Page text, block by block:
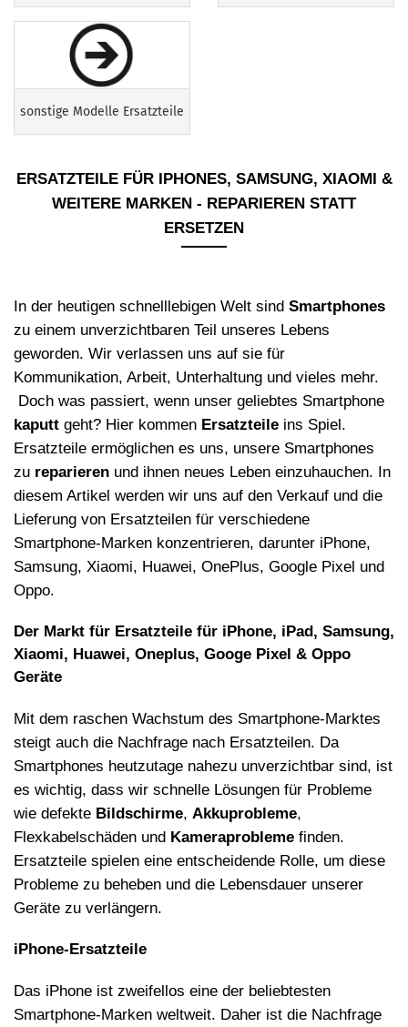
sonstige Modelle Ersatzteile
ERSATZTEILE FÜR IPHONES, SAMSUNG, XIAOMI &
WEITERE MARKEN - REPARIEREN STATT
ERSETZEN
In der heutigen schnelllebigen Welt sind Smartphones
zu einem unverzichtbaren Teil unseres Lebens
geworden. Wir verlassen uns auf sie für
Kommunikation, Arbeit, Unterhaltung und vieles mehr.
Doch was passiert, wenn unser geliebtes Smartphone
kaputt geht? Hier kommen Ersatzteile ins Spiel.
Ersatzteile ermöglichen es uns, unsere Smartphones
zu reparieren und ihnen neues Leben einzuhauchen. In
diesem Artikel werden wir uns auf den Verkauf und die
Lieferung von Ersatzteilen für verschiedene
Smartphone-Marken konzentrieren, darunter iPhone,
Samsung, Xiaomi, Huawei, OnePlus, Google Pixel und
Oppo.
Der Markt für Ersatzteile für iPhone, iPad, Samsung,
Xiaomi, Huawei, Oneplus, Googe Pixel & Oppo
Geräte
Mit dem raschen Wachstum des Smartphone-Marktes
steigt auch die Nachfrage nach Ersatzteilen. Da
Smartphones heutzutage nahezu unverzichtbar sind, ist
es wichtig, dass wir schnelle Lösungen für Probleme
wie defekte Bildschirme, Akkuprobleme,
Flexkabelschäden und Kameraprobleme finden.
Ersatzteile spielen eine entscheidende Rolle, um diese
Probleme zu beheben und die Lebensdauer unserer
Geräte zu verlängern.
iPhone-Ersatzteile
Das iPhone ist zweifellos eine der beliebtesten
Smartphone-Marken weltweit. Daher ist die Nachfrage